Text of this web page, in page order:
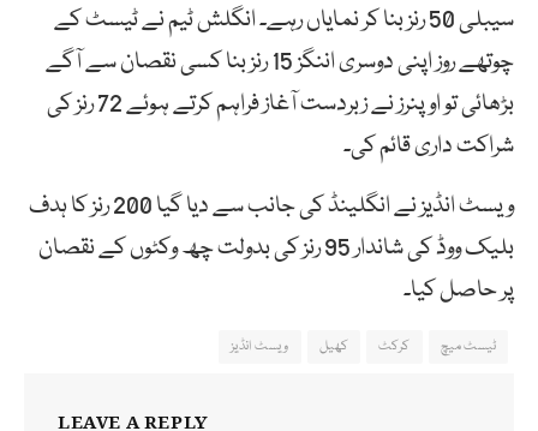
سیبلی 50 رنز بنا کر نمایاں رہے۔ انگلش ٹیم نے ٹیسٹ کے
چوتھے روز اپنی دوسری اننگز 15 رنز بنا کسی نقصان سے آگے
بڑھائی تو اوپنرز نے زبردست آغاز فراہم کرتے ہوئے 72 رنز کی
شراکت داری قائم کی۔
ویسٹ انڈیز نے انگلینڈ کی جانب سے دیا گیا 200 رنز کا ہدف
بلیک ووڈ کی شاندار 95 رنز کی بدولت چھ وکٹوں کے نقصان
پر حاصل کیا۔
ٹیسٹ میچ کرکٹ کھیل ویسٹ انڈیز